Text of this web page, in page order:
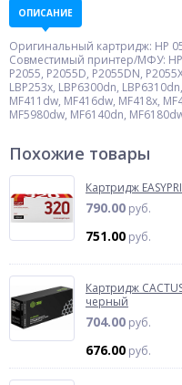
ОПИСАНИЕ
Оригинальный картридж: HP
Совместимый принтер/МФУ: HP
P2055, P2055D, P2055DN,
LBP253x, LBP6300dn,
MF411dw, MF416dw, MF418x,
MF5980dw, MF6140dn,
Похожие товары
Картридж
790.00 руб.
751.00 руб.
Картридж
черный
704.00 руб.
676.00 руб.